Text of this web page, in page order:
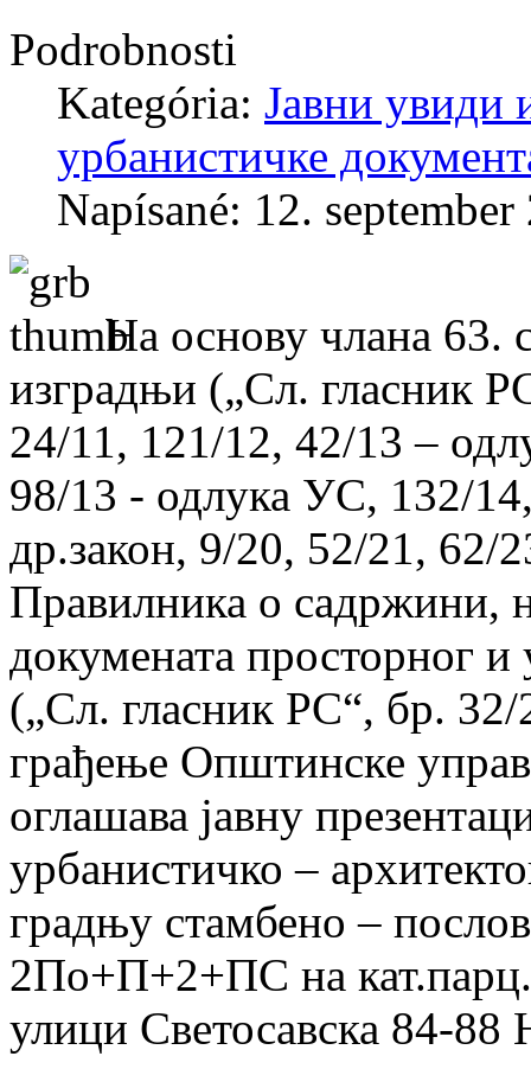
Podrobnosti
Kategória: Јавни увиди
урбанистичке
Napísané: 12. september
На основу члана 63.
изградњи („Сл. гласник
24/11, 121/12, 42/13 –
98/13 - одлука УС, 132/
др.закон, 9/20, 52/21, 62/
Правилника о садржини,
докумената просторног
(„Сл. гласник РС“, бр.
грађење Општинске
оглашава јавну
урбанистичко –
градњу стамбено –
2По+П+2+ПС на
улици Светосавска 84-88